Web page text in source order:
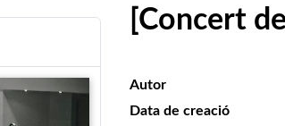
[Concert
Autor
Data de creació